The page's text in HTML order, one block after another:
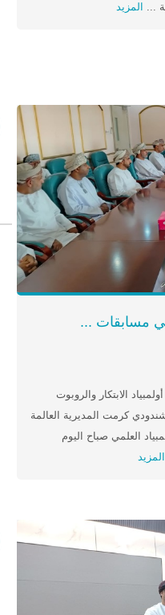
... المزيد
في مسابقات ...
الابتكار والروبوت
كرمت المديرية العالمة
العلمي صباح اليوم
المزيد